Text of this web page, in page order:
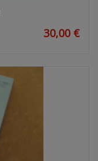
30,00 €